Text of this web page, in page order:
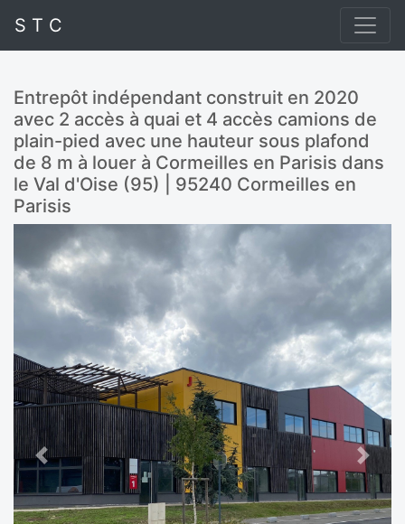
S T C
Entrepôt indépendant construit en 2020
avec 2 accès à quai et 4 accès camions de
plain-pied avec une hauteur sous plafond
de 8 m à louer à Cormeilles en Parisis dans
le Val d'Oise (95) | 95240 Cormeilles en
Parisis
Previous Next